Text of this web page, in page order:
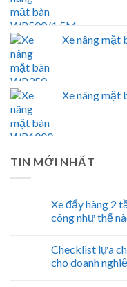
Xe nâng mặt
Xe nâng mặt
TIN MỚI NHẤT
Xe đẩy hàng 2
công như thế
Checklist lựa
cho doanh